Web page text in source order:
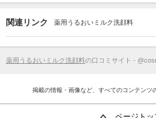
関連リンク 薬用うるおいミルク洗顔料
薬用うるおいミルク洗顔料の口コミサイト -
掲載の情報・画像など、すべてのコンテンツ